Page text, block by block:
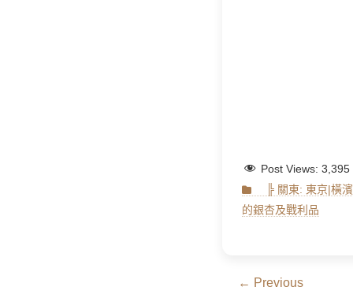
Post Views: 3,395
Categories
╠ 關東: 東京|橫
的銀杏及戰利品
文
← Previous